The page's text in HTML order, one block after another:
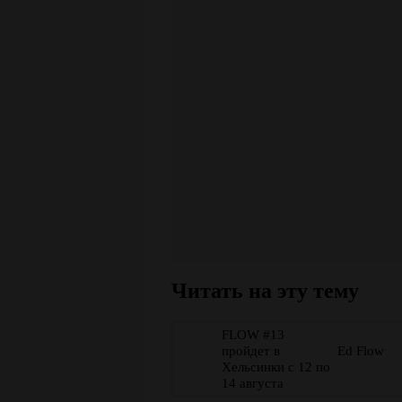
Читать на эту тему
FLOW #13
пройдет в
Хельсинки с 12 по
14 августа
Ed Flow